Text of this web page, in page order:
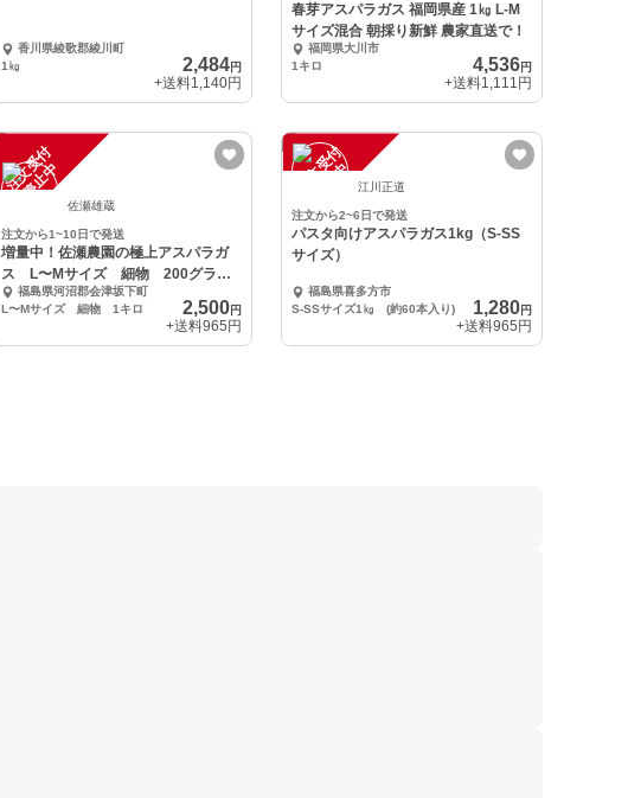
香川県綾歌郡綾川町
1㎏
2,484円
+送料1,140円
春芽アスパラガス 福岡県産 1㎏ L-M
サイズ混合 朝採り新鮮 農家直送で！
福岡県大川市
1キロ
4,536円
+送料1,111円
注
文
受
付
停
止
中
佐瀬雄蔵
注文から1~10日で発送
増量中！佐瀬農園の極上アスパラガ
ス L〜Mサイズ 細物 200グラム
増量！
福島県河沼郡会津坂下町
L〜Mサイズ 細物 1キロ
2,500円
+送料965円
注
文
受
付
停
止
中 江川正道
注文から2~6日で発送
パスタ向けアスパラガス1kg（S-SS
サイズ）
福島県喜多方市
S-SSサイズ1㎏ (約60本入り)
1,280円
+送料965円